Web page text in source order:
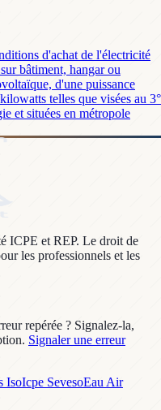
d'achat de l'électricité
bâtiment, hangar ou
d'une puissance
telles que visées au 3°
et situées en métropole
ICPE et REP. Le droit de
les professionnels et les
repérée ? Signalez-la,
Signaler une erreur
IsoIcpe SevesoEau Air